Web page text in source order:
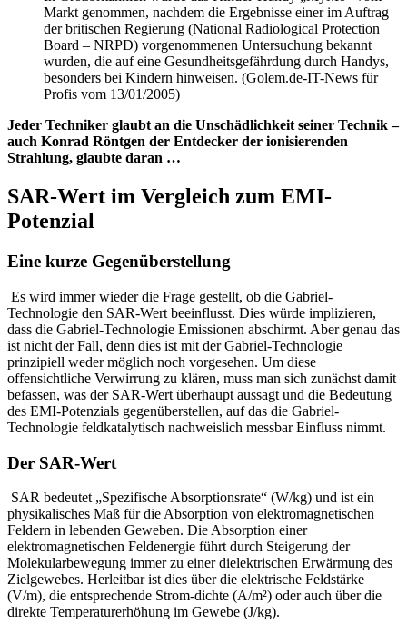
Markt genommen, nachdem die Ergebnisse einer im Auftrag
der britischen Regierung (National Radiological Protection
Board – NRPD) vorgenommenen Untersuchung bekannt
wurden, die auf eine Gesundheitsgefährdung durch Handys,
besonders bei Kindern hinweisen. (Golem.de-IT-News für
Profis vom 13/01/2005)
Jeder Techniker glaubt an die Unschädlichkeit seiner Technik –
auch Konrad Röntgen der Entdecker der ionisierenden
Strahlung, glaubte daran …
SAR-Wert im Vergleich zum EMI-
Potenzial
Eine kurze Gegenüberstellung
Es wird immer wieder die Frage gestellt, ob die Gabriel-
Technologie den SAR-Wert beeinflusst. Dies würde implizieren,
dass die Gabriel-Technologie Emissionen abschirmt. Aber genau das
ist nicht der Fall, denn dies ist mit der Gabriel-Technologie
prinzipiell weder möglich noch vorgesehen. Um diese
offensichtliche Verwirrung zu klären, muss man sich zunächst damit
befassen, was der SAR-Wert überhaupt aussagt und die Bedeutung
des EMI-Potenzials gegenüberstellen, auf das die Gabriel-
Technologie feldkatalytisch nachweislich messbar Einfluss nimmt.
Der SAR-Wert
SAR bedeutet „Spezifische Absorptionsrate“ (W/kg) und ist ein
physikalisches Maß für die Absorption von elektromagnetischen
Feldern in lebenden Geweben. Die Absorption einer
elektromagnetischen Feldenergie führt durch Steigerung der
Molekularbewegung immer zu einer dielektrischen Erwärmung des
Zielgewebes. Herleitbar ist dies über die elektrische Feldstärke
(V/m), die entsprechende Strom-dichte (A/m²) oder auch über die
direkte Temperaturerhöhung im Gewebe (J/kg).